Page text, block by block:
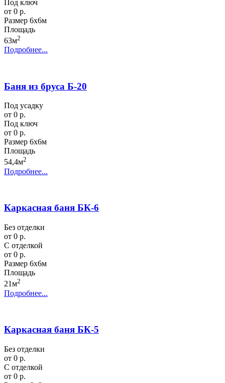
Под ключ
от 0 р.
Размер 6х6м
Площадь
63м2
Подробнее...
Баня из бруса Б-20
Под усадку
от 0 р.
Под ключ
от 0 р.
Размер 6х6м
Площадь
54,4м2
Подробнее...
Каркасная баня БК-6
Без отделки
от 0 р.
С отделкой
от 0 р.
Размер 6х6м
Площадь
21м2
Подробнее...
Каркасная баня БК-5
Без отделки
от 0 р.
С отделкой
от 0 р.